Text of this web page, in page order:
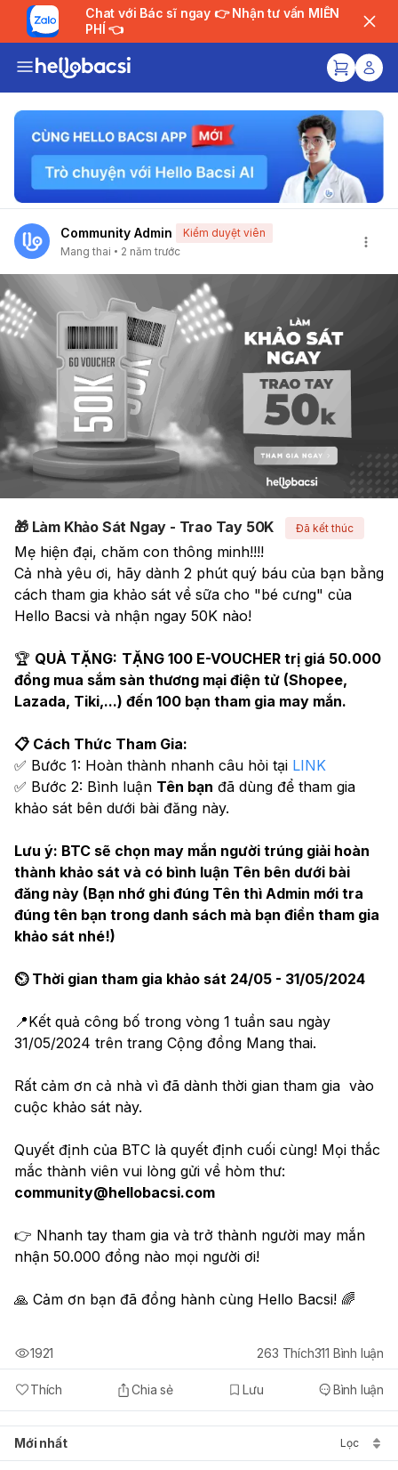
Chat với Bác sĩ ngay 👉 Nhận tư vấn MIỄN
PHÍ 👈
Community Admin
Kiểm duyệt viên
Mang thai
2 năm trước
🎁 Làm Khảo Sát Ngay - Trao Tay 50K Đã kết thúc
Mẹ hiện đại, chăm con thông minh!!!!
Cả nhà yêu ơi, hãy dành 2 phút quý báu của bạn bằng
cách tham gia khảo sát về sữa cho "bé cưng" của
Hello Bacsi và nhận ngay 50K nào!
🏆 QUÀ TẶNG: TẶNG 100 E-VOUCHER trị giá 50.000
đồng mua sắm sàn thương mại điện tử (Shopee,
Lazada, Tiki,...) đến 100 bạn tham gia may mắn.
📋 Cách Thức Tham Gia:
✅ Bước 1: Hoàn thành nhanh câu hỏi tại LINK
✅ Bước 2: Bình luận Tên bạn đã dùng để tham gia
khảo sát bên dưới bài đăng này.
Lưu ý: BTC sẽ chọn may mắn người trúng giải hoàn
thành khảo sát và có bình luận Tên bên dưới bài
đăng này (Bạn nhớ ghi đúng Tên thì Admin mới tra
đúng tên bạn trong danh sách mà bạn điền tham gia
khảo sát nhé!)
⏲️ Thời gian tham gia khảo sát 24/05 - 31/05/2024
📍Kết quả công bố trong vòng 1 tuần sau ngày
31/05/2024 trên trang Cộng đồng Mang thai.
Rất cảm ơn cả nhà vì đã dành thời gian tham gia  vào
cuộc khảo sát này.
Quyết định của BTC là quyết định cuối cùng! Mọi thắc
community@hellobacsi.com
👉 Nhanh tay tham gia và trở thành người may mắn
nhận 50.000 đồng nào mọi người ơi!
🙏 Cảm ơn bạn đã đồng hành cùng Hello Bacsi! 🌈
Thích Chia sẻ Lưu Bình luận
1921 263 Thích311 Bình luận
Mới nhất Lọc